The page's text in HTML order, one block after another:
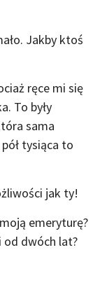
Jakby ktoś
ręce mi się
To były
sama
tysiąca to
jak ty!
emeryturę?
od dwóch lat?